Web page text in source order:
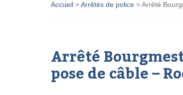
Accueil >Arrêtés de police >Arrêté
Arrêté
pose de câble –